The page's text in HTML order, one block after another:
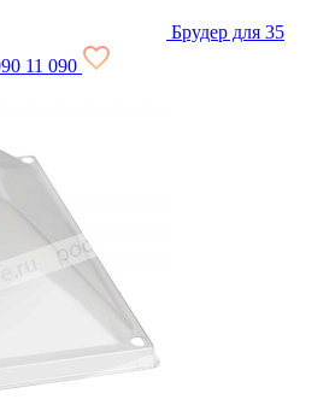
Брудер для 35
11 090